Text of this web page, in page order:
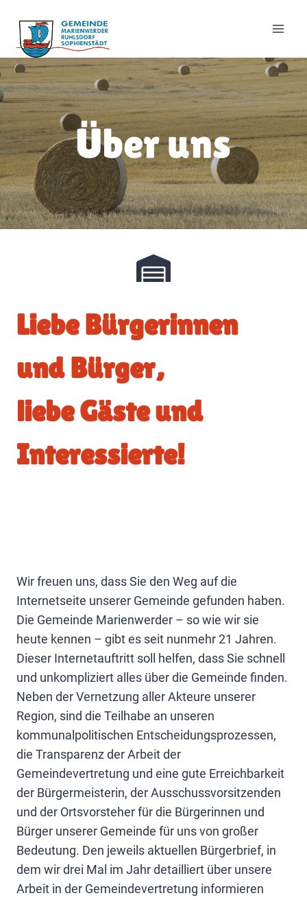
Inhalt
springen
Über uns
Liebe Bürgerinnen
und Bürger,
liebe Gäste und
Interessierte!
Wir freuen uns, dass Sie den Weg auf die
Internetseite unserer Gemeinde gefunden haben.
Die Gemeinde Marienwerder – so wie wir sie
heute kennen – gibt es seit nunmehr 21 Jahren.
Dieser Internetauftritt soll helfen, dass Sie schnell
und unkompliziert alles über die Gemeinde finden.
Neben der Vernetzung aller Akteure unserer
Region, sind die Teilhabe an unseren
kommunalpolitischen Entscheidungsprozessen,
die Transparenz der Arbeit der
Gemeindevertretung und eine gute Erreichbarkeit
der Bürgermeisterin, der Ausschussvorsitzenden
und der Ortsvorsteher für die Bürgerinnen und
Bürger unserer Gemeinde für uns von großer
Bedeutung. Den jeweils aktuellen Bürgerbrief, in
dem wir drei Mal im Jahr detailliert über unsere
Arbeit in der Gemeindevertretung informieren